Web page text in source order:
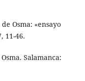
Osma: «ensayo
11-46.
Salamanca: